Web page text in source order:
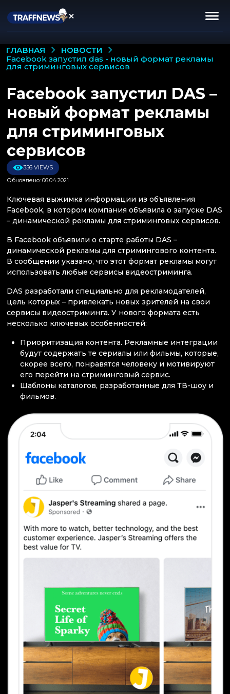
ГЛАВНАЯ
НОВОСТИ
facebook запустил das - новый формат рекламы
для стриминговых сервисов
Facebook запустил DAS –
новый формат рекламы
для стриминговых
сервисов
356 VIEWS
Обновлено: 06.04.2021
Ключевая выжимка информации из объявления
Facebook, в котором компания объявила о запуске DAS
– динамической рекламы для стриминговых сервисов.
В Facebook объявили о старте работы DAS –
динамической рекламы для стримингового контента.
В сообщении указано, что этот формат рекламы могут
использовать любые сервисы видеостриминга.
DAS разработали специально для рекламодателей,
цель которых – привлекать новых зрителей на свои
сервисы видеостриминга. У нового формата есть
несколько ключевых особенностей:
Приоритизация контента. Рекламные интеграции
будут содержать те сериалы или фильмы, которые,
скорее всего, понравятся человеку и мотивируют
его перейти на стриминговый сервис.
Шаблоны каталогов, разработанные для ТВ-шоу и
фильмов.